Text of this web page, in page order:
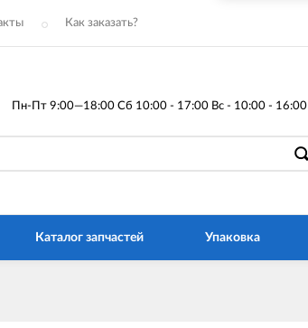
Как заказать?
Пн-Пт 9:00—18:00 Сб 10:00 - 17:00 Вс - 10:00 - 16:00
Каталог запчастей Упаковка